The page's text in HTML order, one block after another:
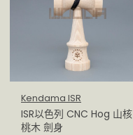
Kendama ISR
ISR以色列 CNC Hog 山核
桃木 劍身